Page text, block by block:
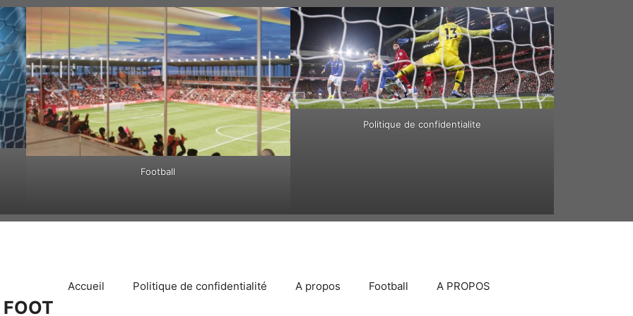
Football
Politique de confidentialite
Accueil Politique de confidentialité A propos Football A PROPOS